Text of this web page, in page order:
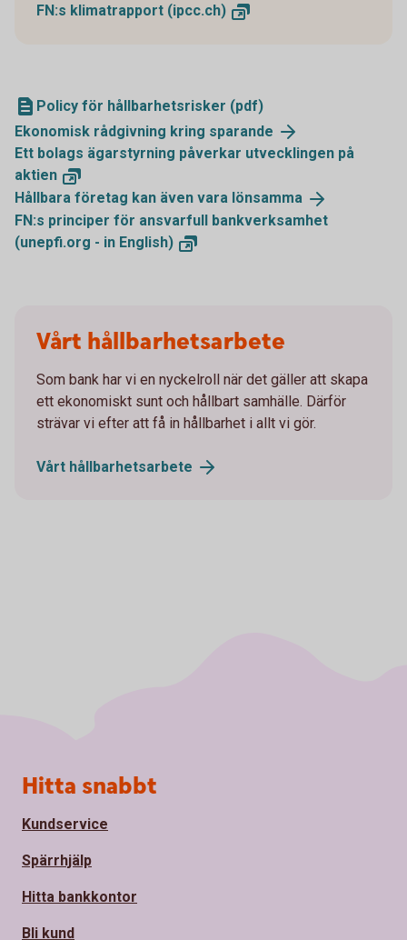
FN:s klimatrapport (ipcc.ch)
Policy för hållbarhetsrisker (pdf)
Ekonomisk rådgivning kring sparande
Ett bolags ägarstyrning påverkar utvecklingen på
aktien
Hållbara företag kan även vara lönsamma
FN:s principer för ansvarfull bankverksamhet
(unepfi.org - in English)
Vårt hållbarhetsarbete
Som bank har vi en nyckelroll när det gäller att skapa
ett ekonomiskt sunt och hållbart samhälle. Därför
strävar vi efter att få in hållbarhet i allt vi gör.
Vårt hållbarhetsarbete
Sidfot
Hitta snabbt
Kundservice
Spärrhjälp
Hitta bankkontor
Bli kund